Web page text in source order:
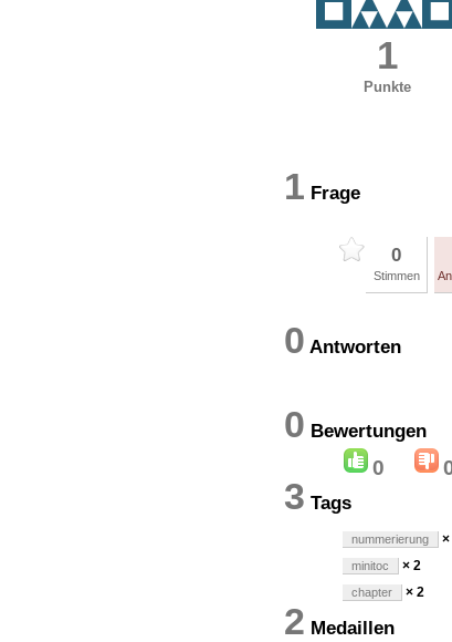
1
Punkte
1 Frage
0
Stimmen
0
0
0
3 Tags
nummerierung ×
minitoc × 2
chapter × 2
2